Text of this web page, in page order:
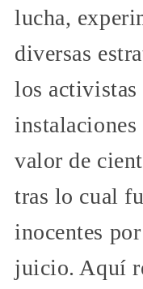
lucha,
diversas
los
instalaciones
valor de
tras lo cual
inocentes
juicio. Aquí